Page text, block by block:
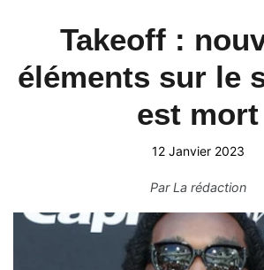
Takeoff :
éléments sur le
est mort
12 Janvier 2023
ParLa rédaction